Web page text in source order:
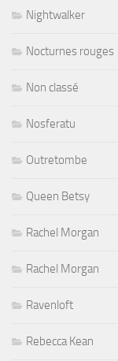
Nightwalker
Nocturnes rouges
Non classé
Nosferatu
Outretombe
Queen Betsy
Rachel Morgan
Rachel Morgan
Ravenloft
Rebecca Kean